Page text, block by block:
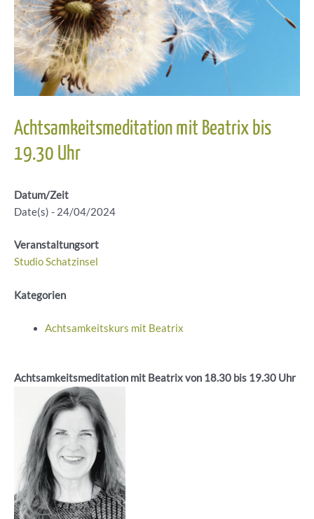
Achtsamkeitsmeditation mit Beatrix bis
19.30 Uhr
Datum/Zeit
Date(s) - 24/04/2024
Veranstaltungsort
Studio Schatzinsel
Kategorien
Achtsamkeitskurs mit Beatrix
Achtsamkeitsmeditation mit Beatrix von 18.30 bis 19.30 Uhr